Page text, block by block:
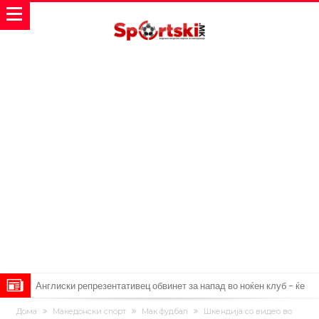
Англиски репрезентативец обвинет за напад во ноќен клуб – ќе
оди на суд!
Дилеми повеќе нема: Познато е кога Родри ќе стане новиот
Дома Македонски спорт Мак фудбал
Шкендија со видео во